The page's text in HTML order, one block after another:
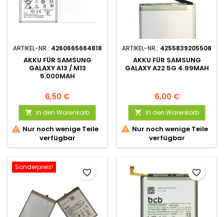
ARTIKEL-NR.: 4260665664818
AKKU FÜR SAMSUNG
GALAXY A13 / M13
5.000MAH
6,50 €
 In den Warenkorb
 Nur noch wenige Teile
verfügbar
ARTIKEL-NR.: 4255839205508
AKKU FÜR SAMSUNG
GALAXY A22 5G 4.99MAH
6,00 €
 In den Warenkorb
 Nur noch wenige Teile
verfügbar
Sonderpreis!
favorite_border favorite_border